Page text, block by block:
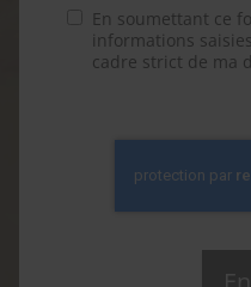
En soumettant ce
informations
cadre strict de ma